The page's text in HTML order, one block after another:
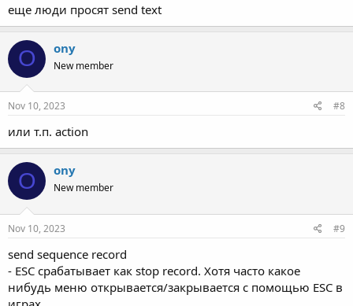
еще люди просят send text
O ony
New member
Nov 10, 2023 #8
или т.п. action
O ony
New member
Nov 10, 2023 #9
send sequence record
- ESC срабатывает как stop record. Хотя часто какое
нибудь меню открывается/закрывается с помощью ESC в